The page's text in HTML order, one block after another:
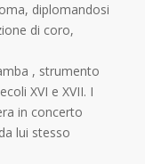
diplomandosi
di coro,
, strumento
XVI e XVII. I
in concerto
lui stesso